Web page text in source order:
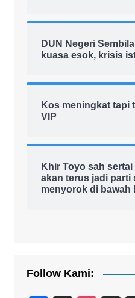
DUN Negeri
kuasa esok, krisis
Kos meningkat tapi
VIP
Khir Toyo sah sertai
akan terus jadi parti
menyorok di bawah
Follow Kami: